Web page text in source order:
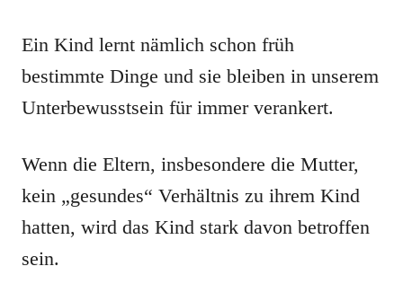
Ein Kind lernt nämlich schon früh
bestimmte Dinge und sie bleiben in unserem
Unterbewusstsein für immer verankert.
Wenn die Eltern, insbesondere die Mutter,
kein „gesundes“ Verhältnis zu ihrem Kind
hatten, wird das Kind stark davon betroffen
sein.